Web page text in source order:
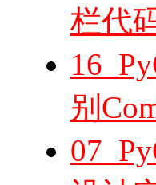
栏代
别